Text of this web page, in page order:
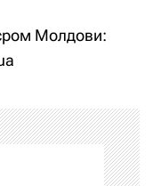
Молдови: